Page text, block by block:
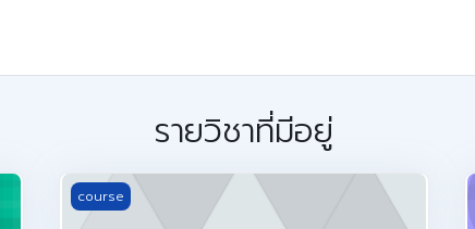
รายวิชาที่มีอยู่
โครงสร้างข้อมูลและอัลกอริทึมเบื้องต้น
course